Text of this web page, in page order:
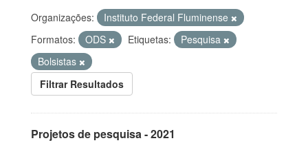
Organizações:
Instituto Federal Fluminense
Formatos:
ODS Etiquetas:
Pesquisa
Bolsistas
Filtrar Resultados
Projetos de pesquisa - 2021